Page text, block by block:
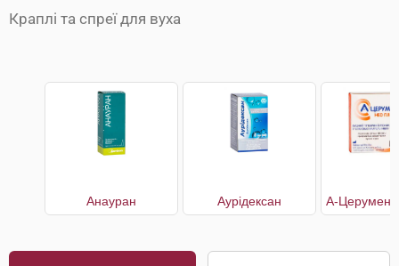
Краплі та спреї для вуха
Анауран Аурiдексан